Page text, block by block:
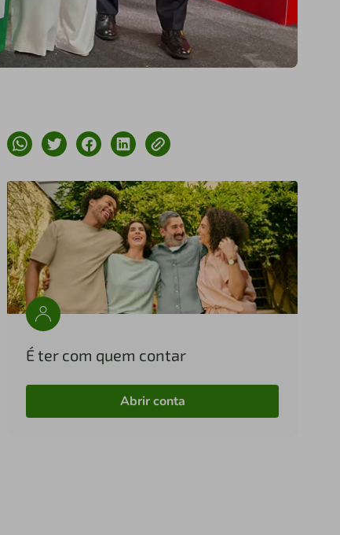
É ter com quem contar
Abrir conta